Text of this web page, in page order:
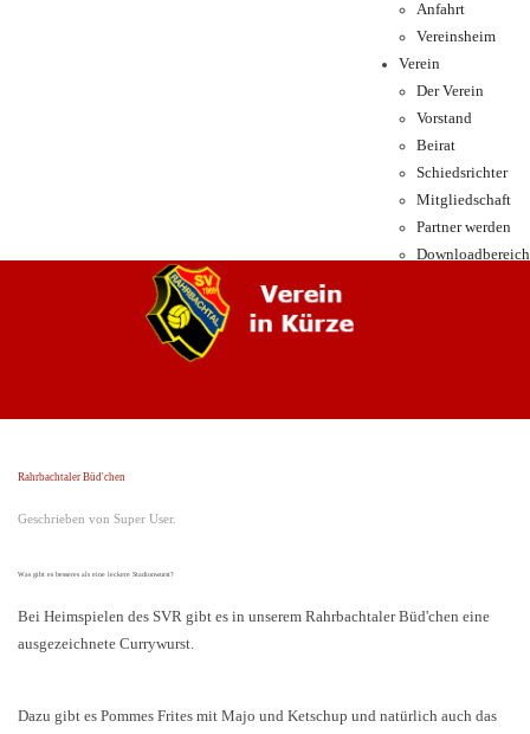
Anfahrt
Vereinsheim
Verein
Der Verein
Vorstand
Beirat
Schiedsrichter
Mitgliedschaft
Partner werden
Downloadbereich
Rahrbachtaler Büd'chen
Geschrieben von Super User.
Was gibt es besseres als eine leckere Stadionwurst?
Bei Heimspielen des SVR gibt es in unserem Rahrbachtaler Büd'chen eine
ausgezeichnete Currywurst.
Dazu gibt es Pommes Frites mit Majo und Ketschup und natürlich auch das